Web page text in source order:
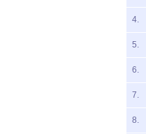
4.
5.
6.
7.
8.